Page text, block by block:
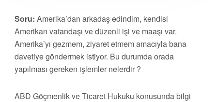
Soru: Amerika’dan arkadaş edindim, kendisi
Amerikan vatandaşı ve düzenli işi ve maaşı var.
Amerika’yı gezmem, ziyaret etmem amacıyla bana
davetiye göndermek istiyor. Bu durumda orada
yapılması gereken işlemler nelerdir ?
ABD Göçmenlik ve Ticaret Hukuku konusunda bilgi